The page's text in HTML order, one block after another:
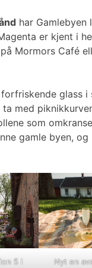
har
er kjent i
Mormors Café
glass i
med
som
gamle byen,
5 i
Nyt en